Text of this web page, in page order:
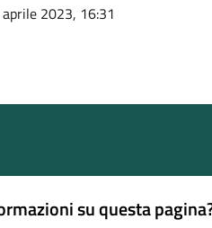
aprile 2023, 16:31
su questa